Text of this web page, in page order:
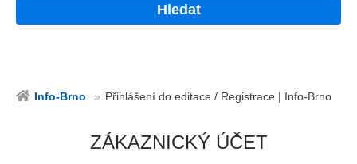
Hledat
Info-Brno Přihlášení do editace / Registrace | Info-Brno
ZÁKAZNICKÝ ÚČET